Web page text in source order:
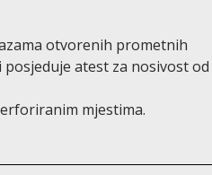
otvorenih prometnih
i posjeduje atest za nosivost od
mjestima.